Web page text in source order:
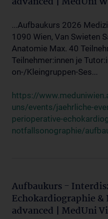
...Aufbaukurs 2026
1090 Wien, Van Swieten
Anatomie Max. 40
Teilnehmer:innen je
on-/Kleingruppen-Ses...
https://
uns/events/jaehrliche-
perioperative-
notfallsonographie/
Aufbaukurs -
Echokardiographie
advanced | MedUni